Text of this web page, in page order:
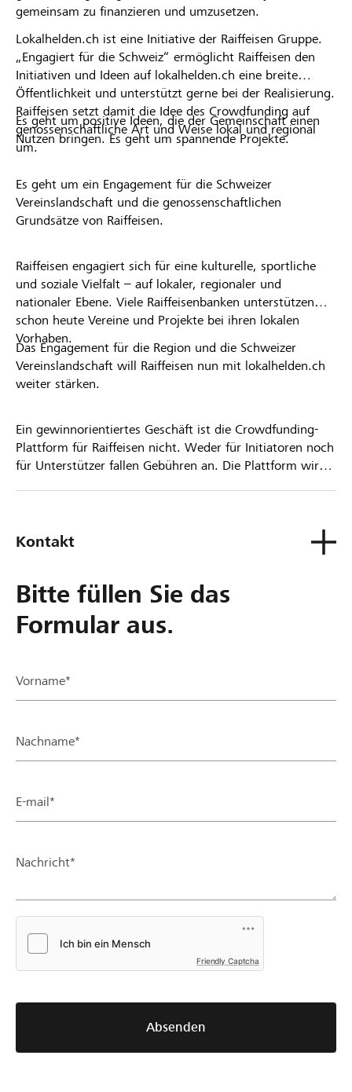
gemeinsam zu finanzieren und umzusetzen.
Lokalhelden.ch ist eine Initiative der Raiffeisen Gruppe.
„Engagiert für die Schweiz“ ermöglicht Raiffeisen den
Initiativen und Ideen auf lokalhelden.ch eine breite
Öffentlichkeit und unterstützt gerne bei der Realisierung.
Raiffeisen setzt damit die Idee des Crowdfunding auf
genossenschaftliche Art und Weise lokal und regional
um.
Es geht um positive Ideen, die der Gemeinschaft einen
Nutzen bringen. Es geht um spannende Projekte.
Es geht um ein Engagement für die Schweizer
Vereinslandschaft und die genossenschaftlichen
Grundsätze von Raiffeisen.
Raiffeisen engagiert sich für eine kulturelle, sportliche
und soziale Vielfalt – auf lokaler, regionaler und
nationaler Ebene. Viele Raiffeisenbanken unterstützen
schon heute Vereine und Projekte bei ihren lokalen
Vorhaben.
Das Engagement für die Region und die Schweizer
Vereinslandschaft will Raiffeisen nun mit lokalhelden.ch
weiter stärken.
Ein gewinnorientiertes Geschäft ist die Crowdfunding-
Plattform für Raiffeisen nicht. Weder für Initiatoren noch
für Unterstützer fallen Gebühren an. Die Plattform wird
Kontakt
Bitte füllen Sie das
Formular aus.
Vorname*
Nachname*
E-mail*
Nachricht*
Friendly Captcha
Absenden